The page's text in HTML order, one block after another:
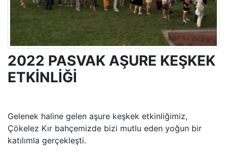
2022 PASVAK AŞURE KEŞKEK
ETKİNLİĞİ
Gelenek haline gelen aşure keşkek etkinliğimiz,
Çökelez Kır bahçemizde bizi mutlu eden yoğun bir
katılımla gerçekleşti.